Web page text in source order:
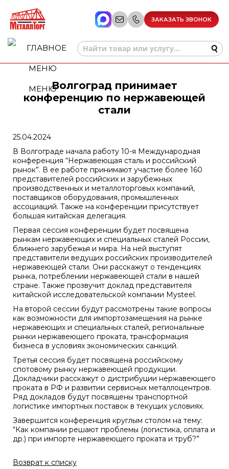
ЗАКАЗАТЬ ЗВОНОК
МЕНЮВолгоград принимает
конференцию по нержавеющей
стали
25.04.2024
В Волгограде начала работу 10-я Международная
конференция “Нержавеющая сталь и российский
рынок”. В ее работе принимают участие более 160
представителей российских и зарубежных
производственных и металлоторговых компаний,
поставщиков оборудования, промышленных
ассоциаций. Также на конференции присутствует
большая китайская делегация.
Первая сессия конференции будет посвящена
рынкам нержавеющих и специальных сталей России,
ближнего зарубежья и мира. На ней выступят
представители ведущих российских производителей
нержавеющей стали. Они расскажут о тенденциях
рынка, потреблении нержавеющей стали в нашей
стране. Также прозвучит доклад представителя
китайской исследовательской компании Mysteel.
На второй сессии будут рассмотрены такие вопросы
как возможности для импортозамещения на рынке
нержавеющих и специальных сталей, региональные
рынки нержавеющего проката, трансформация
бизнеса в условиях экономических санкций.
Третья сессия будет посвящена российскому
спотовому рынку нержавеющей продукции.
Докладчики расскажут о дистрибуции нержавеющего
проката в РФ и развитии сервисных металлоцентров.
Ряд докладов будут посвящены транспортной
логистике импортных поставок в текущих условиях.
Завершится конференция круглым столом на тему:
“Как компании решают проблемы (логистика, оплата и
др.) при импорте нержавеющего проката и труб?”
Возврат к списку